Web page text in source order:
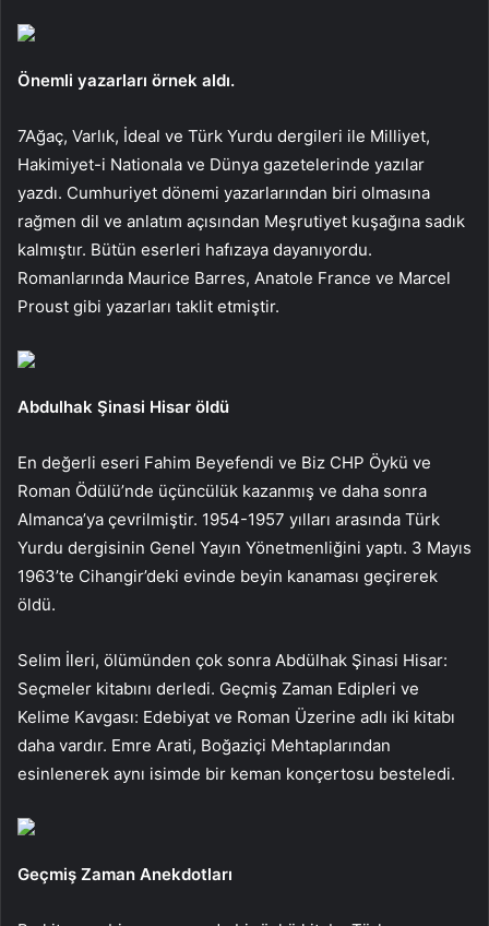
Önemli yazarları örnek aldı.
7Ağaç, Varlık, İdeal ve Türk Yurdu dergileri ile Milliyet,
Hakimiyet-i Nationala ve Dünya gazetelerinde yazılar
yazdı. Cumhuriyet dönemi yazarlarından biri olmasına
rağmen dil ve anlatım açısından Meşrutiyet kuşağına sadık
kalmıştır. Bütün eserleri hafızaya dayanıyordu.
Romanlarında Maurice Barres, Anatole France ve Marcel
Proust gibi yazarları taklit etmiştir.
Abdulhak Şinasi Hisar öldü
En değerli eseri Fahim Beyefendi ve Biz CHP Öykü ve
Roman Ödülü’nde üçüncülük kazanmış ve daha sonra
Almanca’ya çevrilmiştir. 1954-1957 yılları arasında Türk
Yurdu dergisinin Genel Yayın Yönetmenliğini yaptı. 3 Mayıs
1963’te Cihangir’deki evinde beyin kanaması geçirerek
öldü.
Selim İleri, ölümünden çok sonra Abdülhak Şinasi Hisar:
Seçmeler kitabını derledi. Geçmiş Zaman Edipleri ve
Kelime Kavgası: Edebiyat ve Roman Üzerine adlı iki kitabı
daha vardır. Emre Arati, Boğaziçi Mehtaplarından
esinlenerek aynı isimde bir keman konçertosu besteledi.
Geçmiş Zaman Anekdotları